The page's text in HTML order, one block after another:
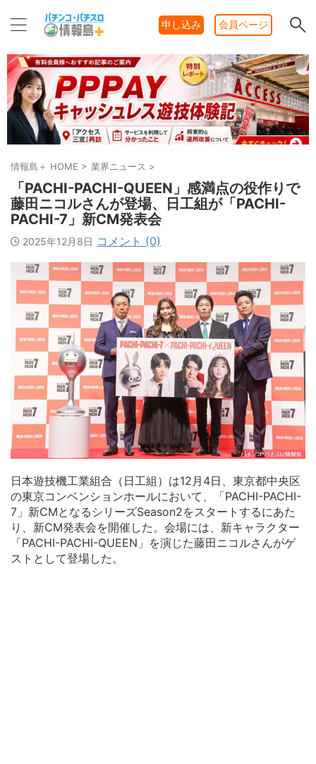
申し込み 会員ページ
情報島＋ HOME > 業界ニュース >
「PACHI-PACHI-QUEEN」感満点の役作りで
藤田ニコルさんが登場、日工組が「PACHI-
PACHI-7」新CM発表会
2025年12月8日 コメント (0)
日本遊技機工業組合（日工組）は12月4日、東京都中央区
の東京コンベンションホールにおいて、「PACHI-PACHI-
7」新CMとなるシリーズSeason2をスタートするにあた
り、新CM発表会を開催した。会場には、新キャラクター
「PACHI-PACHI-QUEEN」を演じた藤田ニコルさんがゲ
ストとして登場した。